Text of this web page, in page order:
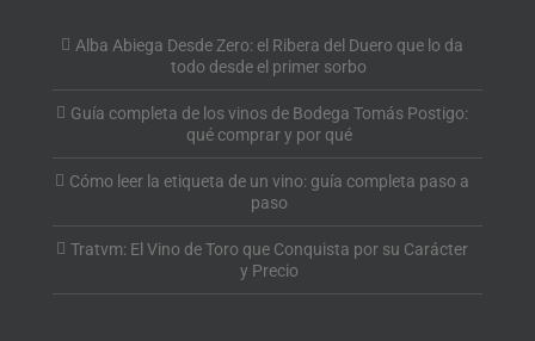
Alba Abiega Desde Zero: el Ribera del Duero que lo da
todo desde el primer sorbo
Guía completa de los vinos de Bodega Tomás Postigo:
qué comprar y por qué
Cómo leer la etiqueta de un vino: guía completa paso a
paso
Tratvm: El Vino de Toro que Conquista por su Carácter
y Precio